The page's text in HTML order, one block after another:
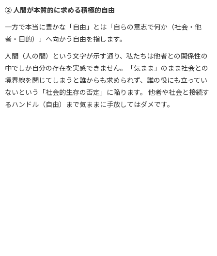
② 人間が本質的に求める積極的自由
一方で本当に豊かな「自由」とは「自らの意志で何か（社会・他
者・目的）」へ向かう自由を指します。
人間（人の間）という文字が示す通り、私たちは他者との関係性の
中でしか自分の存在を実感できません。「気まま」のまま社会との
境界線を閉じてしまうと誰からも求められず、誰の役にも立ってい
ないという「社会的生存の否定」に陥ります。 他者や社会と接続す
るハンドル（自由）まで気ままに手放してはダメです。